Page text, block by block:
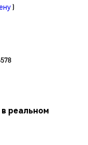
)
реальном